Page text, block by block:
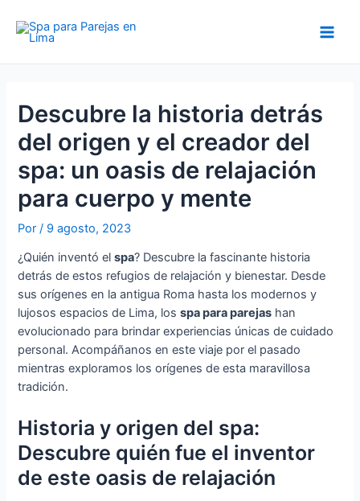
contenido
Descubre la historia detrás
del origen y el creador del
spa: un oasis de relajación
para cuerpo y mente
Por/ 9 agosto, 2023
¿Quién inventó elspa? Descubre la fascinante historia
detrás de estos refugios de relajación y bienestar. Desde
sus orígenes en la antigua Roma hasta los modernos y
lujosos espacios de Lima, losspa para parejas han
evolucionado para brindar experiencias únicas de cuidado
personal. Acompáñanos en este viaje por el pasado
mientras exploramos los orígenes de esta maravillosa
tradición.
Historia y origen del spa:
Descubre quién fue el inventor
de este oasis de relajación